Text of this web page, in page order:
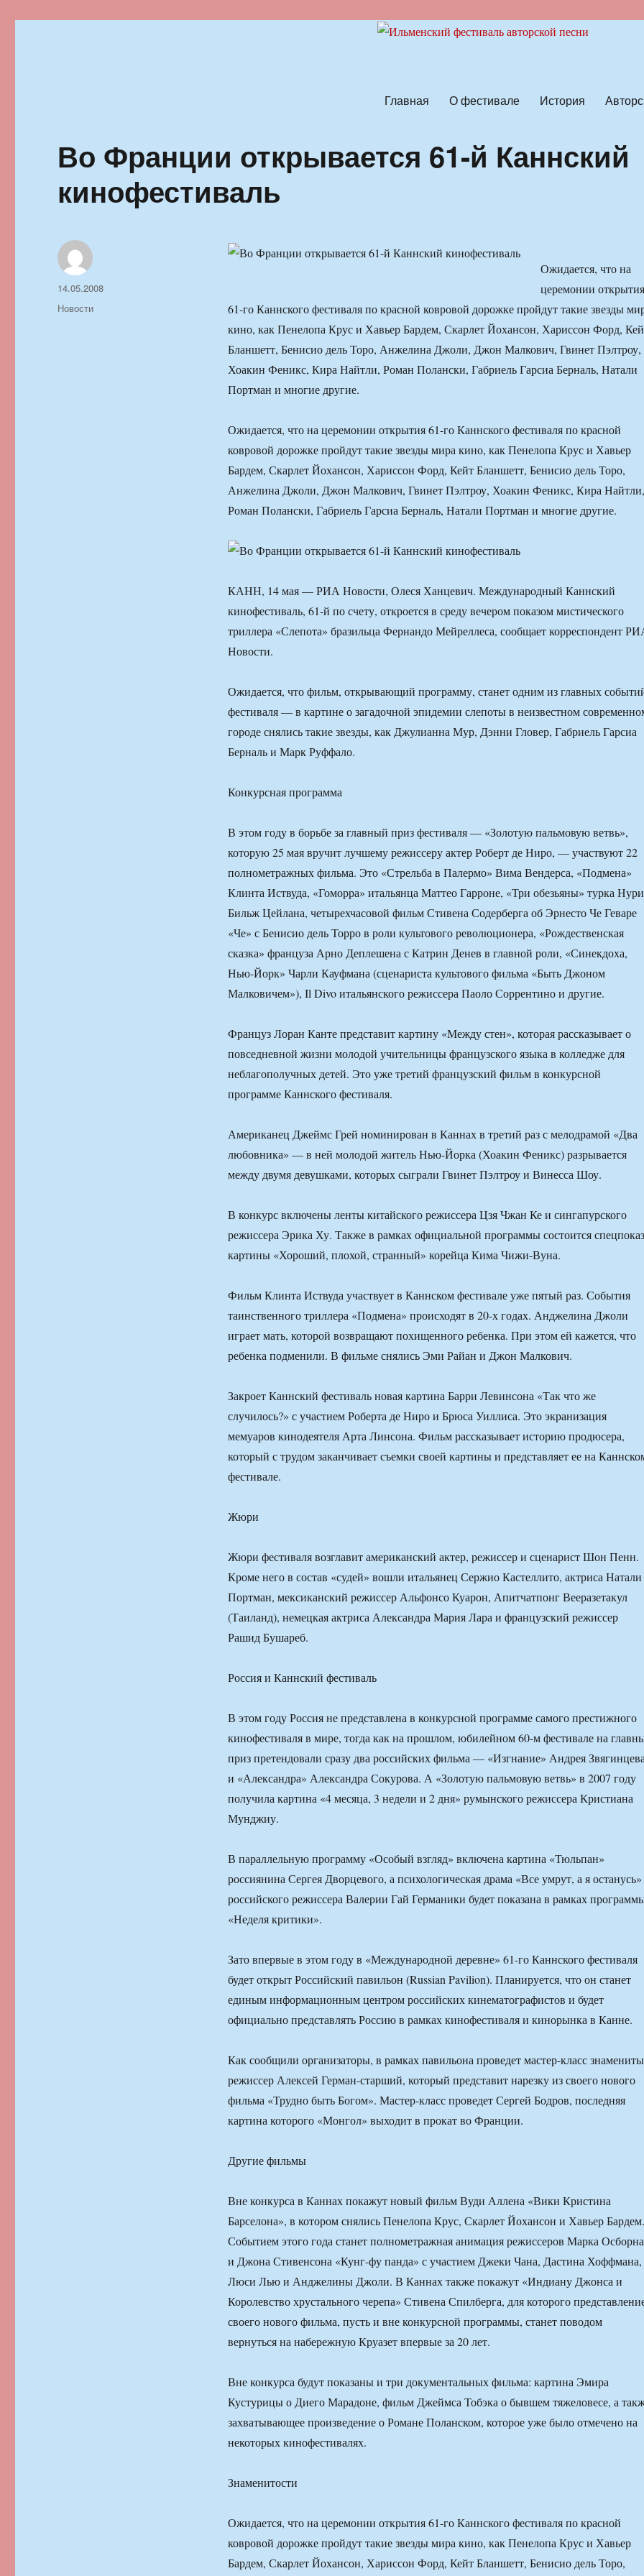
Главная О фестивале История
Во Франции открывается 61-й Каннский
кинофестиваль
Ожидается, что на
церемонии открытия
61-го Каннского фестиваля по красной ковровой дорожке пройдут такие звезды
кино, как Пенелопа Крус и Хавьер Бардем, Скарлет Йохансон, Хариссон Форд,
Бланшетт, Бенисио дель Торо, Анжелина Джоли, Джон Малкович, Гвинет Пэлтроу,
Хоакин Феникс, Кира Найтли, Роман Полански, Габриель Гарсиа Берналь, Натали
Портман и многие другие.
Ожидается, что на церемонии открытия 61-го Каннского фестиваля по красной
ковровой дорожке пройдут такие звезды мира кино, как Пенелопа Крус и Хавьер
Бардем, Скарлет Йохансон, Хариссон Форд, Кейт Бланшетт, Бенисио дель Торо,
Анжелина Джоли, Джон Малкович, Гвинет Пэлтроу, Хоакин Феникс, Кира Найтли,
Роман Полански, Габриель Гарсиа Берналь, Натали Портман и многие другие.
КАНН, 14 мая — РИА Новости, Олеся Ханцевич. Международный Каннский
кинофестиваль, 61-й по счету, откроется в среду вечером показом мистического
триллера «Слепота» бразильца Фернандо Мейреллеса, сообщает корреспондент
Новости.
Ожидается, что фильм, открывающий программу, станет одним из главных
фестиваля — в картине о загадочной эпидемии слепоты в неизвестном
городе снялись такие звезды, как Джулианна Мур, Дэнни Гловер, Габриель Гарсиа
Берналь и Марк Руффало.
Конкурсная программа
В этом году в борьбе за главный приз фестиваля — «Золотую пальмовую ветвь»,
которую 25 мая вручит лучшему режиссеру актер Роберт де Ниро, — участвуют 22
полнометражных фильма. Это «Стрельба в Палермо» Вима Вендерса, «Подмена»
Клинта Иствуда, «Гоморра» итальянца Маттео Гарроне, «Три обезьяны» турка Нури
Бильж Цейлана, четырехчасовой фильм Стивена Содерберга об Эрнесто Че Геваре
«Че» с Бенисио дель Торро в роли культового революционера, «Рождественская
сказка» француза Арно Деплешена с Катрин Денев в главной роли, «Синекдоха,
Нью-Йорк» Чарли Кауфмана (сценариста культового фильма «Быть Джоном
Малковичем»), Il Divo итальянского режиссера Паоло Соррентино и другие.
Француз Лоран Канте представит картину «Между стен», которая рассказывает о
повседневной жизни молодой учительницы французского языка в колледже для
неблагополучных детей. Это уже третий французский фильм в конкурсной
программе Каннского фестиваля.
Американец Джеймс Грей номинирован в Каннах в третий раз с мелодрамой «Два
любовника» — в ней молодой житель Нью-Йорка (Хоакин Феникс) разрывается
между двумя девушками, которых сыграли Гвинет Пэлтроу и Винесса Шоу.
В конкурс включены ленты китайского режиссера Цзя Чжан Ке и сингапурского
режиссера Эрика Ху. Также в рамках официальной программы состоится спецпоказ
картины «Хороший, плохой, странный» корейца Кима Чижи-Вуна.
Фильм Клинта Иствуда участвует в Каннском фестивале уже пятый раз. События
таинственного триллера «Подмена» происходят в 20-х годах. Анджелина Джоли
играет мать, которой возвращают похищенного ребенка. При этом ей кажется, что
ребенка подменили. В фильме снялись Эми Райан и Джон Малкович.
Закроет Каннский фестиваль новая картина Барри Левинсона «Так что же
случилось?» с участием Роберта де Ниро и Брюса Уиллиса. Это экранизация
мемуаров кинодеятеля Арта Линсона. Фильм рассказывает историю продюсера,
который с трудом заканчивает съемки своей картины и представляет ее на
фестивале.
Жюри
Жюри фестиваля возглавит американский актер, режиссер и сценарист Шон Пенн.
Кроме него в состав «судей» вошли итальянец Сержио Кастеллито, актриса Натали
Портман, мексиканский режиссер Альфонсо Куарон, Апитчатпонг Вееразетакул
(Таиланд), немецкая актриса Александра Мария Лара и французский режиссер
Рашид Бушареб.
Россия и Каннский фестиваль
В этом году Россия не представлена в конкурсной программе самого престижного
кинофестиваля в мире, тогда как на прошлом, юбилейном 60-м фестивале на
приз претендовали сразу два российских фильма — «Изгнание» Андрея
и «Александра» Александра Сокурова. А «Золотую пальмовую ветвь» в 2007 году
получила картина «4 месяца, 3 недели и 2 дня» румынского режиссера Кристиана
Мунджиу.
В параллельную программу «Особый взгляд» включена картина «Тюльпан»
россиянина Сергея Дворцевого, а психологическая драма «Все умрут, а я останусь»
российского режиссера Валерии Гай Германики будет показана в рамках
«Неделя критики».
Зато впервые в этом году в «Международной деревне» 61-го Каннского фестиваля
будет открыт Российский павильон (Russian Pavilion). Планируется, что он станет
единым информационным центром российских кинематографистов и будет
официально представлять Россию в рамках кинофестиваля и кинорынка в Канне.
Как сообщили организаторы, в рамках павильона проведет мастер-класс
режиссер Алексей Герман-старший, который представит нарезку из своего нового
фильма «Трудно быть Богом». Мастер-класс проведет Сергей Бодров, последняя
картина которого «Монгол» выходит в прокат во Франции.
Другие фильмы
Вне конкурса в Каннах покажут новый фильм Вуди Аллена «Вики Кристина
Барселона», в котором снялись Пенелопа Крус, Скарлет Йохансон и Хавьер Бардем.
Событием этого года станет полнометражная анимация режиссеров Марка Осборна
и Джона Стивенсона «Кунг-фу панда» с участием Джеки Чана, Дастина Хоффмана,
Люси Лью и Анджелины Джоли. В Каннах также покажут «Индиану Джонса и
Королевство хрустального черепа» Стивена Спилберга, для которого
своего нового фильма, пусть и вне конкурсной программы, станет поводом
вернуться на набережную Круазет впервые за 20 лет.
Вне конкурса будут показаны и три документальных фильма: картина Эмира
Кустурицы о Диего Марадоне, фильм Джеймса Тобэка о бывшем тяжеловесе, а
захватывающее произведение о Романе Поланском, которое уже было отмечено на
некоторых кинофестивалях.
Знаменитости
Ожидается, что на церемонии открытия 61-го Каннского фестиваля по красной
ковровой дорожке пройдут такие звезды мира кино, как Пенелопа Крус и Хавьер
Бардем, Скарлет Йохансон, Хариссон Форд, Кейт Бланшетт, Бенисио дель Торо,
Автор
Опубликовано
14.05.2008
Рубрики
Новости